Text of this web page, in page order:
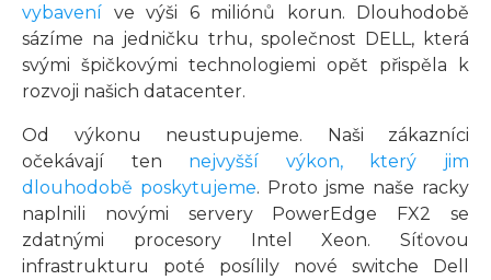
vybavení ve výši 6 miliónů korun. Dlouhodobě
sázíme na jedničku trhu, společnost DELL, která
svými špičkovými technologiemi opět přispěla k
rozvoji našich datacenter.
Od výkonu neustupujeme. Naši zákazníci
očekávají ten nejvyšší výkon, který jim
dlouhodobě poskytujeme. Proto jsme naše racky
naplnili novými servery PowerEdge FX2 se
zdatnými procesory Intel Xeon. Síťovou
infrastrukturu poté posílily nové switche Dell